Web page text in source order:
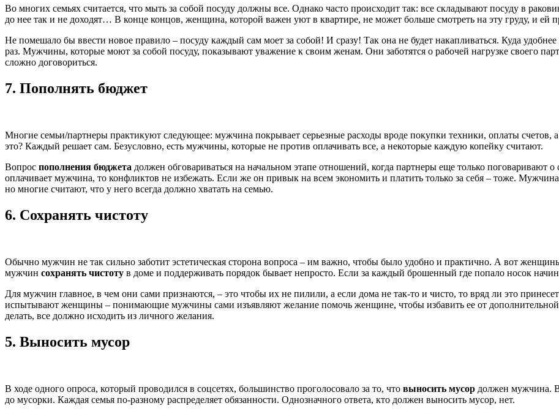
Во многих семьях считается, что мыть за собой посуду должны все. Однако часто происходит так: все складывают посуду в
до нее так и не доходят… В конце концов, женщина, которой важен уют в квартире, не может больше смотреть на эту груду, и ей
Не помешало бы ввести новое правило – посуду каждый сам моет за собой! И сразу! Так она не будет накапливаться. Куда
раз. Мужчины, которые моют за собой посуду, показывают уважение к своим женам. Они заботятся о рабочей нагрузке своего
сложно договориться.
7. Пополнять бюджет
Многие семьи/партнеры практикуют следующее: мужчина покрывает серьезные расходы вроде покупки техники, оплаты счетов,
это? Каждый решает сам. Безусловно, есть мужчины, которые не против оплачивать все, а некоторые каждую копейку считают.
Вопрос пополнения бюджета должен обговариваться на начальном этапе отношений, когда партнеры еще только
оплачивает мужчина, то конфликтов не избежать. Если же он привык на всем экономить и платить только за себя – тоже.
но многие считают, что у него всегда должно хватать на семью.
6. Сохранять чистоту
Обычно мужчин не так сильно заботит эстетическая сторона вопроса – им важно, чтобы было удобно и практично. А вот
мужчин сохранять чистоту в доме и поддерживать порядок бывает непросто. Если за каждый брошенный где попало носок
Для мужчин главное, в чем они сами признаются, – это чтобы их не пилили, а если дома не так-то и чисто, то вряд ли это
испытывают женщины – понимающие мужчины сами изъявляют желание помочь женщине, чтобы избавить ее от дополнительной
делать, все должно исходить из личного желания.
5. Выносить мусор
В ходе одного опроса, который проводился в соцсетях, большинство проголосовало за то, что выносить мусор должен мужчина.
до мусорки. Каждая семья по-разному распределяет обязанности. Однозначного ответа, кто должен выносить мусор, нет.